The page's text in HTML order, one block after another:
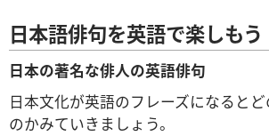
日本語俳句を英語で楽しもう
日本の著名な俳人の英語俳句
日本文化が英語のフレーズになると
のかみていきましょう。